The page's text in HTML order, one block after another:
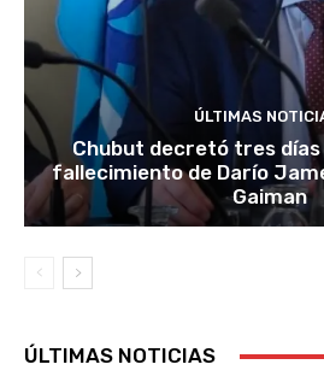
ÚLTIMAS
Chubut decretó tres días
fallecimiento de Darío
Gaiman
ÚLTIMAS NOTICIAS